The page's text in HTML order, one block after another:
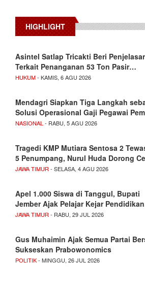
HIGHLIGHT
Asintel Satlap Tricakti Beri
Terkait Penanganan 53 Ton Pasir…
HUKUM- KAMIS, 6 AGU 2026
Mendagri Siapkan Tiga Langkah
Solusi Operasional Gaji Pegawai
NASIONAL - RABU, 5 AGU 2026
Tragedi KMP Mutiara Sentosa 2
5 Penumpang, Nurul Huda Dorong
JAWA TIMUR - SELASA, 4 AGU 2026
Apel 1.000 Siswa di Tanggul, Bupati
Jember Ajak Pelajar Kejar
JAWA TIMUR - RABU, 29 JUL 2026
Gus Muhaimin Ajak Semua Partai
Sukseskan Prabowonomics
POLITIK- MINGGU, 26 JUL 2026